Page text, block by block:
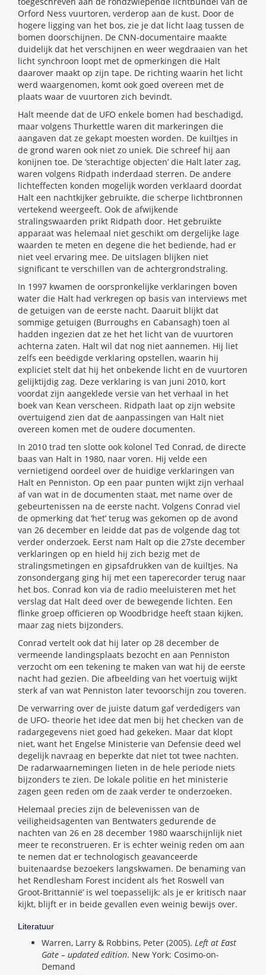
Orford Ness vuurtoren, verderop aan de kust. Door de
hogere ligging van het bos, zie je dat licht laag tussen de
bomen doorschijnen. De CNN-documentaire maakte
duidelijk dat het verschijnen en weer wegdraaien van het
licht synchroon loopt met de opmerkingen die Halt
daarover maakt op zijn tape. De richting waarin het licht
werd waargenomen, komt ook goed overeen met de
plaats waar de vuurtoren zich bevindt.
Halt meende dat de UFO enkele bomen had beschadigd,
maar volgens Thurkettle waren dit markeringen die
aangaven dat ze gekapt moesten worden. De kuiltjes in
de grond waren ook niet zo uniek. Die schreef hij aan
konijnen toe. De ‘sterachtige objecten’ die Halt later zag,
waren volgens Ridpath inderdaad sterren. De andere
lichteffecten konden mogelijk worden verklaard doordat
Halt een nachtkijker gebruikte, die scherpe lichtbronnen
vertekend weergeeft. Ook de afwijkende
stralingswaarden prikt Ridpath door. Het gebruikte
apparaat was helemaal niet geschikt om dergelijke lage
waarden te meten en degene die het bediende, had er
niet veel ervaring mee. De uitslagen blijken niet
significant te verschillen van de achtergrondstraling.
In 1997 kwamen de oorspronkelijke verklaringen boven
water die Halt had verkregen op basis van interviews met
de getuigen van de eerste nacht. Daaruit blijkt dat
sommige getuigen (Burroughs en Cabansagh) toen al
hadden ingezien dat ze het het licht van de vuurtoren
achterna zaten. Halt wil dat nog niet aannemen. Hij liet
zelfs een beëdigde verklaring opstellen, waarin hij
expliciet stelt dat hij het onbekende licht en de vuurtoren
gelijktijdig zag. Deze verklaring is van juni 2010, kort
voordat zijn aangeklede versie van het verhaal in het
boek van Kean verscheen. Ridpath laat op zijn website
overtuigend zien dat de aanpassingen van Halt niet
overeen komen met de oudere documenten.
In 2010 trad ten slotte ook kolonel Ted Conrad, de directe
baas van Halt in 1980, naar voren. Hij velde een
vernietigend oordeel over de huidige verklaringen van
Halt en Penniston. Op een paar punten wijkt zijn verhaal
af van wat in de documenten staat, met name over de
gebeurtenissen na de eerste nacht. Volgens Conrad viel
de opmerking dat ‘het’ terug was gekomen op de avond
van 26 december en leidde dat pas de volgende dag tot
verder onderzoek. Eerst nam Halt op die 27ste december
verklaringen op en hield hij zich bezig met de
stralingsmetingen en gipsafdrukken van de kuiltjes. Na
zonsondergang ging hij met een taperecorder terug naar
het bos. Conrad kon via de radio meeluisteren met het
verslag dat Halt deed over de bewegende lichten. Een
flinke groep officieren op Woodbridge heeft staan kijken,
maar zag niets bijzonders.
Conrad vertelt ook dat hij later op 28 december de
vermeende landingsplaats bezocht en aan Penniston
verzocht om een tekening te maken van wat hij de eerste
nacht had gezien. Die afbeelding van het voertuig wijkt
sterk af van wat Penniston later tevoorschijn zou toveren.
De verwarring over de juiste datum gaf verdedigers van
de UFO- theorie het idee dat men bij het checken van de
radargegevens niet goed had gekeken. Maar dat klopt
niet, want het Engelse Ministerie van Defensie deed wel
degelijk navraag en beperkte dat niet tot twee nachten.
De radarwaarnemingen lieten in de hele periode niets
bijzonders te zien. De lokale politie en het ministerie
zagen geen reden om de zaak verder te onderzoeken.
Helemaal precies zijn de belevenissen van de
veiligheidsagenten van Bentwaters gedurende de
nachten van 26 en 28 december 1980 waarschijnlijk niet
meer te reconstrueren. Er is echter weinig reden om aan
te nemen dat er technologisch geavanceerde
buitenaardse bezoekers langskwamen. De benaming van
het Rendlesham Forest incident als ‘het Roswell van
Groot-Brittannië’ is wel toepasselijk: als je er kritisch naar
kijkt, blijft er in beide gevallen even weinig bewijs over.
Literatuur
Warren, Larry & Robbins, Peter (2005). Left at East
Gate – updated edition. New York: Cosimo-on-
Demand